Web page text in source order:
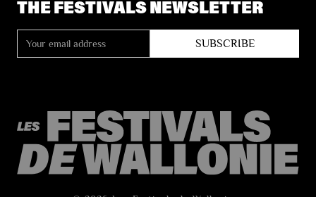
THE FESTIVALS NEWSLETTER